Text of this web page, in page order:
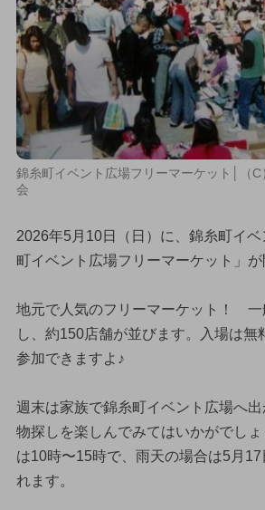
錦糸町イベント広場フリーマーケット│（
会
2026年5月10日（日）に、錦糸町イ
町イベント広場フリーマーケット」が
地元で人気のフリーマーケット！ 一
し、約150店舗が並びます。入場は無
参加できますよ♪
週末は家族で錦糸町イベント広場へ
物探しを楽しんでみてはいかがでし
は10時〜15時で、雨天の場合は5月17
れます。